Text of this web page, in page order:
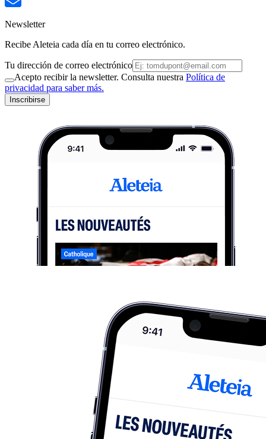
Newsletter
Recibe Aleteia cada día en tu correo electrónico.
Tu dirección de correo electrónico
Acepto recibir la newsletter. Consulta nuestra Política de
privacidad para saber más.
Inscribirse